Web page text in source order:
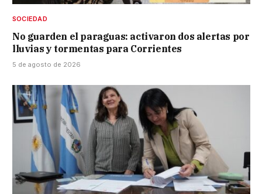
SOCIEDAD
No guarden el paraguas: activaron dos alertas por
lluvias y tormentas para Corrientes
5 de agosto de 2026